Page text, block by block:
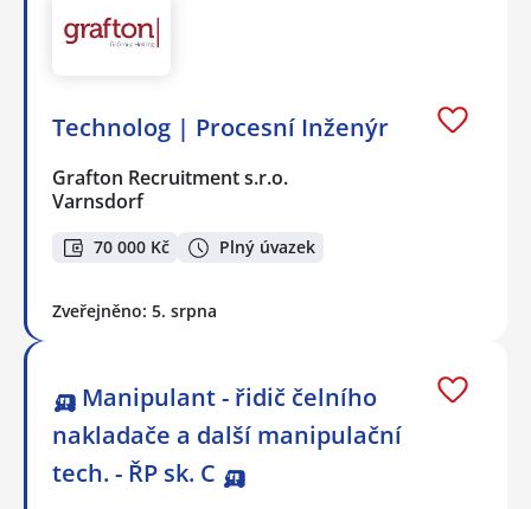
Technolog | Procesní Inženýr
Grafton Recruitment s.r.o.
Varnsdorf
70 000 Kč Plný úvazek
Zveřejněno: 5. srpna
🛺 Manipulant - řidič čelního
nakladače a další manipulační
tech. - ŘP sk. C 🛺